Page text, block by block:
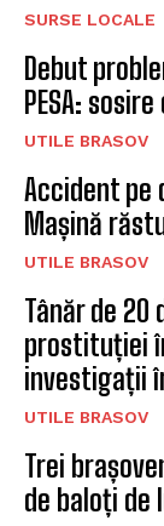
SURSE LOCALE
Debut
PESA:
UTILE BRASOV
Accident pe
Mașină
UTILE BRASOV
Tânăr de
prostituției
investigații
UTILE BRASOV
Trei
de baloți de